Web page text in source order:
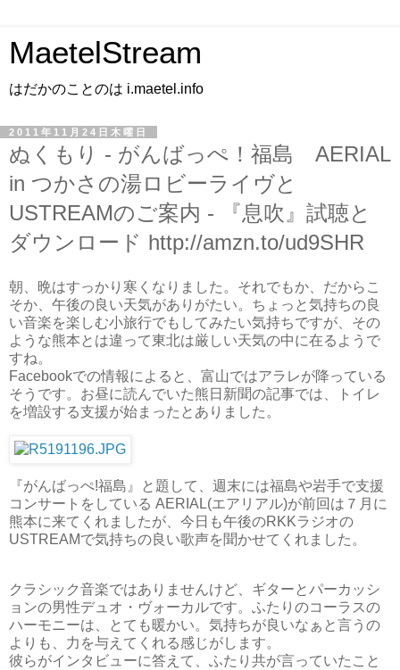
MaetelStream
はだかのことのは i.maetel.info
2011年11月24日木曜日
ぬくもり - がんばっぺ！福島 AERIAL
in つかさの湯ロビーライヴと
USTREAMのご案内 - 『息吹』試聴と
ダウンロード http://amzn.to/ud9SHR
朝、晩はすっかり寒くなりました。それでもか、だからこ
そか、午後の良い天気がありがたい。ちょっと気持ちの良
い音楽を楽しむ小旅行でもしてみたい気持ちですが、その
ような熊本とは違って東北は厳しい天気の中に在るようで
すね。
Facebookでの情報によると、富山ではアラレが降っている
そうです。お昼に読んでいた熊日新聞の記事では、トイレ
を増設する支援が始まったとありました。
『がんばっぺ!福島』と題して、週末には福島や岩手で支援
コンサートをしている AERIAL(エアリアル)が前回は７月に
熊本に来てくれましたが、今日も午後のRKKラジオの
USTREAMで気持ちの良い歌声を聞かせてくれました。
クラシック音楽ではありませんけど、ギターとパーカッシ
ョンの男性デュオ・ヴォーカルです。ふたりのコーラスの
ハーモニーは、とても暖かい。気持ちが良いなぁと言うの
よりも、力を与えてくれる感じがします。
彼らがインタビューに答えて、ふたり共が言っていたこと